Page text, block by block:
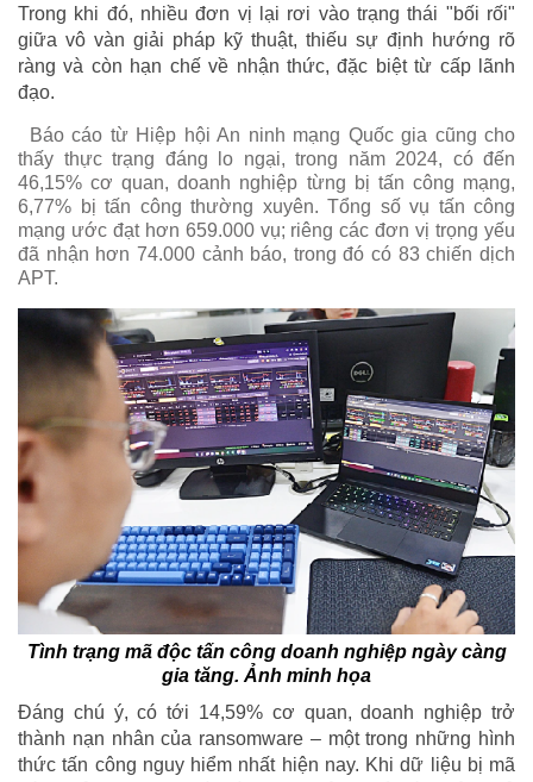
Trong khi đó, nhiều đơn vị lại rơi vào trạng thái "bối rối"
giữa vô vàn giải pháp kỹ thuật, thiếu sự định hướng rõ
ràng và còn hạn chế về nhận thức, đặc biệt từ cấp lãnh
đạo.
Báo cáo từ Hiệp hội An ninh mạng Quốc gia cũng cho
thấy thực trạng đáng lo ngại, trong năm 2024, có đến
46,15% cơ quan, doanh nghiệp từng bị tấn công mạng,
6,77% bị tấn công thường xuyên. Tổng số vụ tấn công
mạng ước đạt hơn 659.000 vụ; riêng các đơn vị trọng yếu
đã nhận hơn 74.000 cảnh báo, trong đó có 83 chiến dịch
APT.
Tình trạng mã độc tấn công doanh nghiệp ngày càng
gia tăng. Ảnh minh họa
Đáng chú ý, có tới 14,59% cơ quan, doanh nghiệp trở
thành nạn nhân của ransomware – một trong những hình
thức tấn công nguy hiểm nhất hiện nay. Khi dữ liệu bị mã